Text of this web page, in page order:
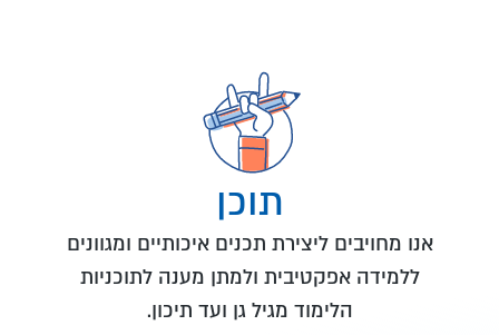
תוכן
אנו מחויבים ליצירת תכנים איכותיים ומגוונים
ללמידה אפקטיבית ולמתן מענה לתוכניות
הלימוד מגיל גן ועד תיכון.